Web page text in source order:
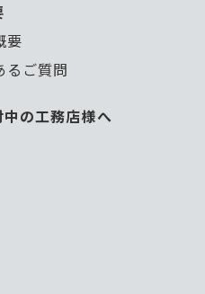
要
るご質問
の工務店様へ